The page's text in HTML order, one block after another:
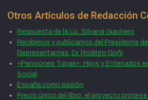
Otros Artículos de Redacción
Respuesta de la Lic. Silvana Giachero
Recibimos y publicamos del Presidente
Representantes, Dr. Rodrigo Goñi
«Pensiones Tupas»: Hijos y Entenados
Social
España como pasión
Precio único del libro: el proyecto